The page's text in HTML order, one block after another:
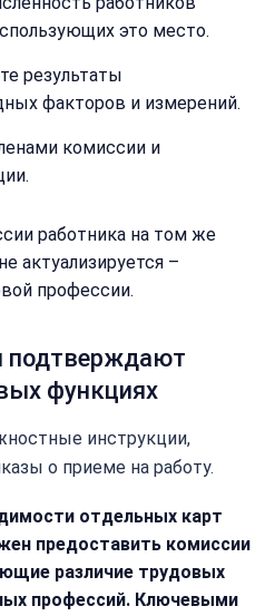
это место.
результаты
факторов и измерений.
комиссии и
работника на том же
актуализируется –
профессии.
подтверждают
функциях
инструкции,
о приеме на работу.
отдельных карт
предоставить комиссии
различие трудовых
профессий. Ключевыми